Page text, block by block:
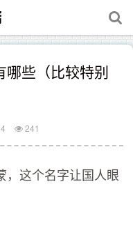
哪些（比较特别
241
，这个名字让国人眼